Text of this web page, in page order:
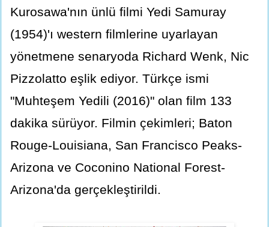
Kurosawa'nın ünlü filmi Yedi Samuray
(1954)'ı western filmlerine uyarlayan
yönetmene senaryoda Richard Wenk, Nic
Pizzolatto eşlik ediyor. Türkçe ismi
"Muhteşem Yedili (2016)" olan film 133
dakika sürüyor. Filmin çekimleri; Baton
Rouge-Louisiana, San Francisco Peaks-
Arizona ve Coconino National Forest-
Arizona'da gerçekleştirildi.